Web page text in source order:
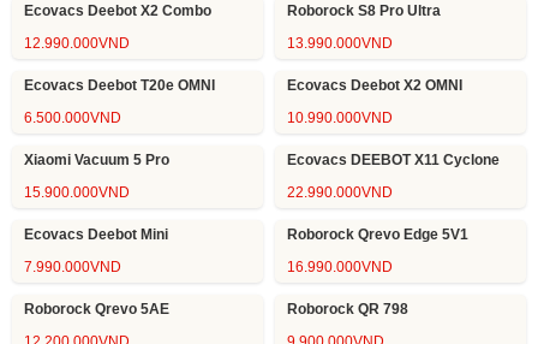
Ecovacs Deebot X2 Combo
12.990.000VND
Roborock S8 Pro Ultra
13.990.000VND
Ecovacs Deebot T20e OMNI
6.500.000VND
Ecovacs Deebot X2 OMNI
10.990.000VND
Xiaomi Vacuum 5 Pro
15.900.000VND
Ecovacs DEEBOT X11 Cyclone
22.990.000VND
Ecovacs Deebot Mini
7.990.000VND
Roborock Qrevo Edge 5V1
16.990.000VND
Roborock Qrevo 5AE
Roborock QR 798